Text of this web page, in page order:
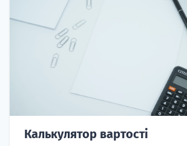
Калькулятор вартості